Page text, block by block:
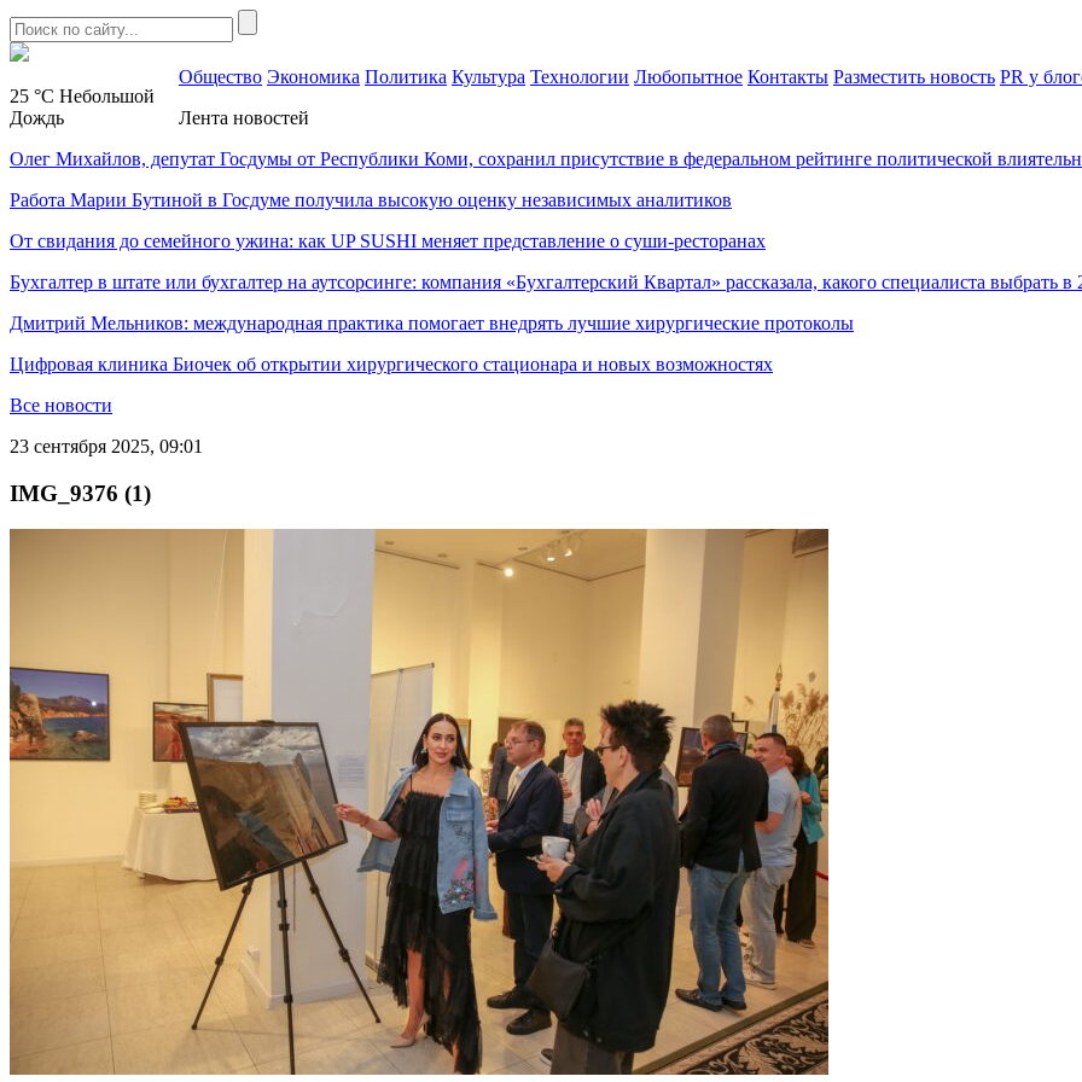
25 °C Небольшой
Дождь
Общество Экономика Политика Культура Технологии Любопытное Контакты Разместить новость PR у
Лента новостей
Олег Михайлов, депутат Госдумы от Республики Коми, сохранил присутствие в федеральном рейтинге политической
Работа Марии Бутиной в Госдуме получила высокую оценку независимых аналитиков
От свидания до семейного ужина: как UP SUSHI меняет представление о суши-ресторанах
Бухгалтер в штате или бухгалтер на аутсорсинге: компания «Бухгалтерский Квартал» рассказала, какого специалиста выбрать в
Дмитрий Мельников: международная практика помогает внедрять лучшие хирургические протоколы
Цифровая клиника Биочек об открытии хирургического стационара и новых возможностях
Все новости
23 сентября 2025, 09:01
IMG_9376 (1)